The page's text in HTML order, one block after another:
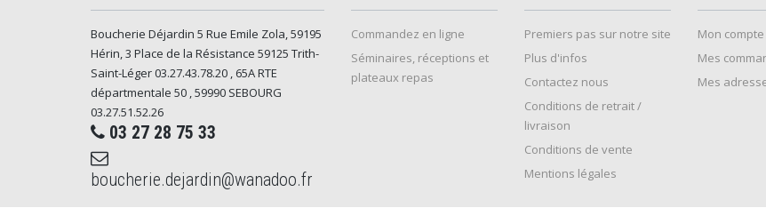
Boucherie Déjardin 5 Rue Emile Zola, 59195
Hérin, 3 Place de la Résistance 59125 Trith-
Saint-Léger 03.27.43.78.20 , 65A RTE
départmentale 50 , 59990 SEBOURG
03.27.51.52.26
03 27 28 75 33
boucherie.dejardin@wanadoo.fr
Commandez en ligne
Séminaires, réceptions et
plateaux repas
Premiers pas sur notre site
Plus d'infos
Contactez nous
Conditions de retrait /
livraison
Conditions de vente
Mentions légales
Mon compte
Mes
Mes